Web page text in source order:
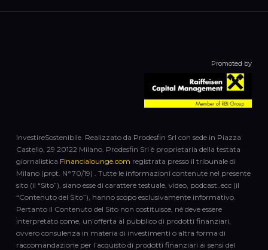
Promoted by
InvestireSostenibile. Realizzato da Prodesfin Srl con sede in Piazza
Castello, 29 20122 Milano. Prodesfin Srl è proprietaria della testata
giornalistica Financialounge.com registrata presso il tribunale di
Milano (prot. N°70/19) . Tutte le informazioni contenute nel presente
sito (il “Sito”), siano esse di carattere testuale, video, podcast..ecc (il
“Contenuto del Sito”), hanno scopo esclusivamente informativo.
Pertanto il Contenuto del Sito non costituisce, né deve essere
interpretato come, un’offerta al pubblico di prodotti finanziari,
ovvero consulenza in materia di investimenti o altra forma di
raccomandazione per l’acquisto di prodotti finanziari ai sensi del